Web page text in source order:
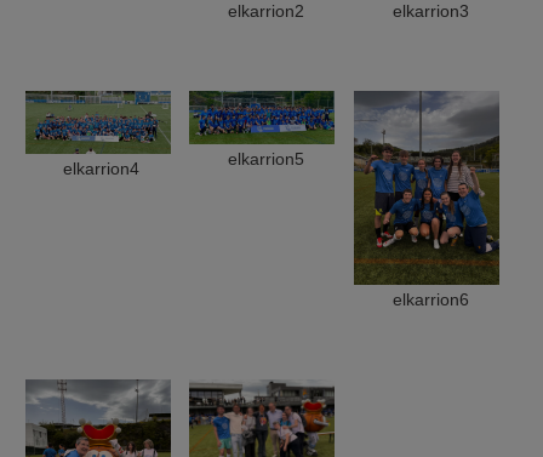
elkarrion2 elkarrion3
elkarrion4 elkarrion5
elkarrion6